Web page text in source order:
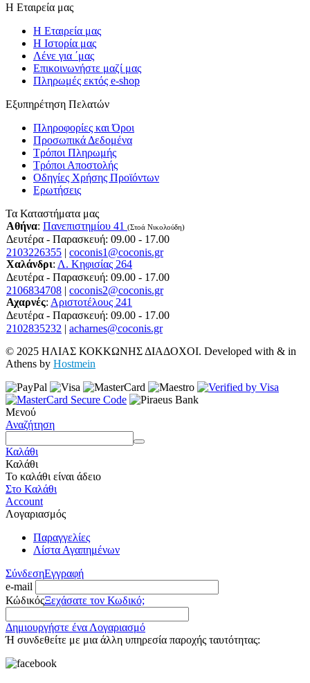
Η Εταιρεία μας
Η Εταιρεία μας
Η Ιστορία μας
Λένε για ΄μας
Επικοινωνήστε μαζί μας
Πληρωμές εκτός e-shop
Εξυπηρέτηση Πελατών
Πληροφορίες και Όροι
Προσωπικά Δεδομένα
Τρόποι Πληρωμής
Τρόποι Αποστολής
Οδηγίες Χρήσης Προϊόντων
Ερωτήσεις
Τα Καταστήματα μας
Αθήνα: Πανεπιστημίου 41 (Στοά Νικολούδη)
Δευτέρα - Παρασκευή: 09.00 - 17.00
2103226355 | coconis1@coconis.gr
Χαλάνδρι: Λ. Κηφισίας 264
Δευτέρα - Παρασκευή: 09.00 - 17.00
2106834708 | coconis2@coconis.gr
Αχαρνές: Αριστοτέλους 241
Δευτέρα - Παρασκευή: 09.00 - 17.00
2102835232 | acharnes@coconis.gr
© 2025 ΗΛΙΑΣ ΚΟΚΚΩΝΗΣ ΔΙΑΔΟΧΟΙ. Developed with & in
Athens by Hostmein
Μενού
Αναζήτηση
Καλάθι
Καλάθι
Το καλάθι είναι άδειο
Στο Καλάθι
Account
Λογαριασμός
Παραγγελίες
Λίστα Αγαπημένων
ΣύνδεσηΕγγραφή
e-mail
ΚώδικόςΞεχάσατε τον Κωδικό;
Δημιουργήστε ένα Λογαριασμό
Ή συνδεθείτε με μια άλλη υπηρεσία παροχής ταυτότητας: